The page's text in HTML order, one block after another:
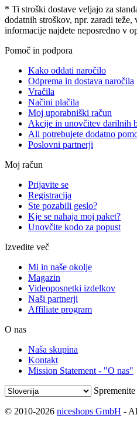
* Ti stroški dostave veljajo za
dodatnih stroškov, npr. zaradi
informacije najdete neposredno v
Pomoč in podpora
Kako oddati naročilo
Odprema in dostava naročila
Vračila
Načini plačila
Moj uporabniški račun
Akcije in unovčitev darilnih
Ali potrebujete dodatno
Poslovni partnerji
Moj račun
Prijavite se
Registracija
Ste pozabili geslo?
Kje se nahaja moj paket?
Unovčite kodo za popust
Izvedite več
Mi in naše okolje
Magazin
Videoposnetki izdelkov
Naši partnerji
Affiliate program
O nas
Naša skupina
Kontakt
Mission Statement - "O nas"
© 2010-2026 niceshops GmbH -